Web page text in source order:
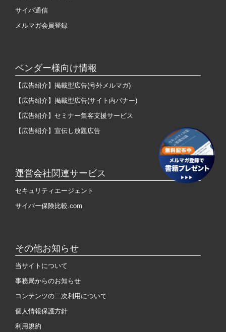
サイバ通信
メルマガ会員登録
ベンダー様向け情報
【広告紹介】掲載型広告(号外メルマガ)
【広告紹介】掲載型広告(サイト内バナー)
【広告紹介】セミナー集客支援サービス
【広告紹介】宣伝し放題広告
運営会社関連サービス
セキュリティエージェント
サイバー保険比較.com
その他お知らせ
当サイトについて
事務局からのお知らせ
コンテンツの二次利用について
個人情報保護方針
利用規約